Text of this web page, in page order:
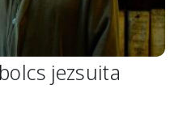
jezsuita